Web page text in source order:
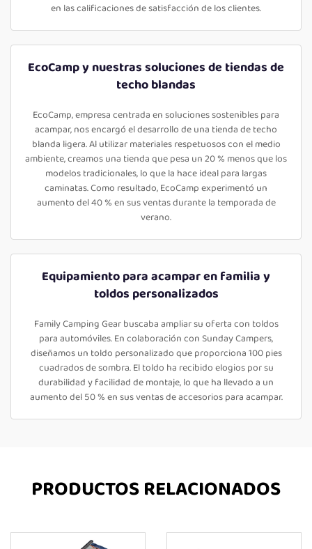
en las calificaciones de satisfacción de los clientes.
EcoCamp y nuestras soluciones de tiendas de
techo blandas
EcoCamp, empresa centrada en soluciones sostenibles para
acampar, nos encargó el desarrollo de una tienda de techo
blanda ligera. Al utilizar materiales respetuosos con el medio
ambiente, creamos una tienda que pesa un 20 % menos que los
modelos tradicionales, lo que la hace ideal para largas
caminatas. Como resultado, EcoCamp experimentó un
aumento del 40 % en sus ventas durante la temporada de
verano.
Equipamiento para acampar en familia y
toldos personalizados
Family Camping Gear buscaba ampliar su oferta con toldos
para automóviles. En colaboración con Sunday Campers,
diseñamos un toldo personalizado que proporciona 100 pies
cuadrados de sombra. El toldo ha recibido elogios por su
durabilidad y facilidad de montaje, lo que ha llevado a un
aumento del 50 % en sus ventas de accesorios para acampar.
PRODUCTOS RELACIONADOS